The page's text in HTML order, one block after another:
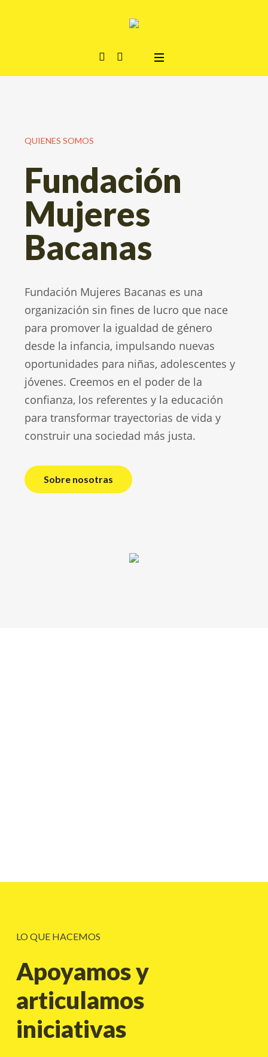
QUIENES SOMOS
Fundación
Mujeres
Bacanas
Fundación Mujeres Bacanas es una
organización sin fines de lucro que nace
para promover la igualdad de género
desde la infancia, impulsando nuevas
oportunidades para niñas, adolescentes y
jóvenes. Creemos en el poder de la
confianza, los referentes y la educación
para transformar trayectorias de vida y
construir una sociedad más justa.
Sobre nosotras
LO QUE HACEMOS
Apoyamos y
articulamos
iniciativas